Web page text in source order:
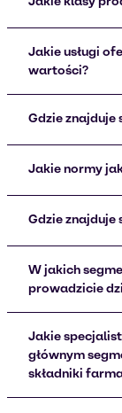
Jakie usługi
wartości?
Gdzie znajduje
Jakie normy
Gdzie znajduje
W jakich
prowadzicie
Jakie
głównym
składniki